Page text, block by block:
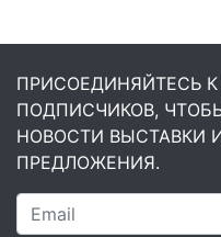
ПРИСОЕДИНЯЙТЕСЬ
ПОДПИСЧИКОВ,
НОВОСТИ ВЫСТАВКИ
ПРЕДЛОЖЕНИЯ.